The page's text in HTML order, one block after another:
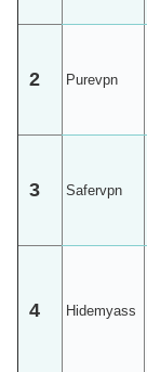
2 Purevpn
3 Safervpn
4 Hidemyass